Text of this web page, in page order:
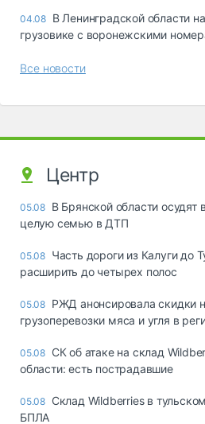
04.08 В Ленинградской области
грузовике с воронежскими
Все новости
Центр
05.08 В Брянской области осудят
целую семью в ДТП
05.08 Часть дороги из Калуги до
расширить до четырех полос
05.08 РЖД анонсировала скидки
грузоперевозки мяса и угля в
05.08 СК об атаке на склад
области: есть пострадавшие
05.08 Склад Wildberries в
БПЛА